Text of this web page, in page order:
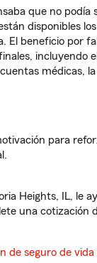
que no podía
disponibles
El beneficio por
incluyendo
médicas,
para
Heights, IL, le
una cotización
de seguro de vida